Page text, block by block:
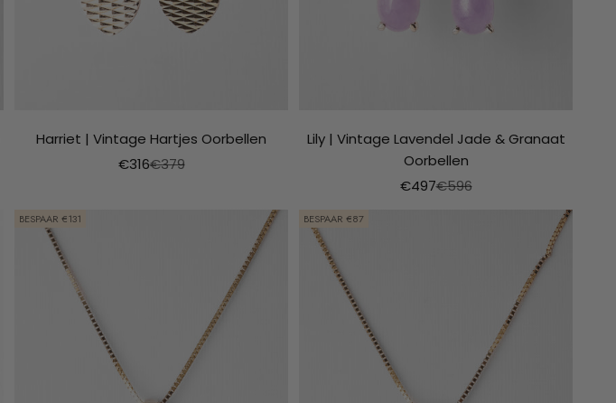
Harriet | Vintage Hartjes Oorbellen
Aanbiedingsprijs
€316Normale prijs
€379
Lily | Vintage Lavendel Jade & Granaat
Oorbellen
Aanbiedingsprijs
€497Normale prijs
€596
BESPAAR €131 BESPAAR €87